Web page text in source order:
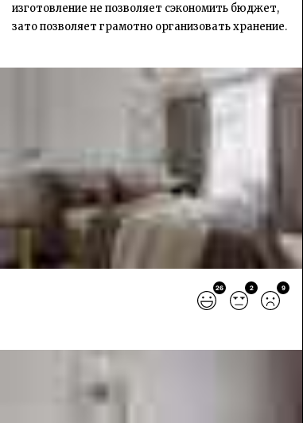
изготовление не позволяет сэкономить бюджет,
зато позволяет грамотно организовать хранение.
26 2 9